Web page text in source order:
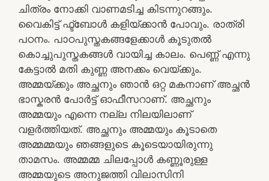
ചിത്രം നോക്കി വാണമടിച്ച കിടന്നുറങ്ങും.
വൈകിട്ട് ഫ്ട്ബോൾ കളിയ്ക്കാൻ പോവും. രാത്രി
പഠനം. പാഠപുസ്തകങ്ങളേക്കാൾ കൂടുതൽ
കൊച്ചുപുസ്തകങ്ങൾ വായിച്ച കാലം. പെണ്ണ് എന്നു
കേട്ടാൽ മതി കുണ്ണ അനക്കം വെയ്ക്കും.
അമ്മയ്ക്കും അച്ഛനും ഞാൻ ഒറ്റ മകനാണ് അച്ഛൻ
ഭാസ്കരൻ പോർട്ട് ഓഫീസറാണ്. അച്ഛനും
അമ്മയും എന്നെ നല്ല നിലയിലാണ്
വളർത്തിയത്. അച്ഛനും അമ്മയും കൂടാതെ
അമ്മമ്മയും ഞങ്ങളുടെ കൂടെയായിരുന്നു
താമസം. അമ്മമ്മ ചിലപ്പോൾ കണ്ണൂരുള്ള
അമ്മയുടെ അനുജത്തി വിലാസിനി